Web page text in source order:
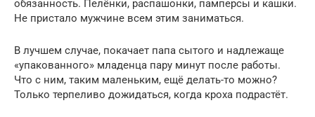
обязанность. Пелёнки, распашонки, памперсы и кашки.
Не пристало мужчине всем этим заниматься.
В лучшем случае, покачает папа сытого и надлежаще
«упакованного» младенца пару минут после работы.
Что с ним, таким маленьким, ещё делать-то можно?
Только терпеливо дожидаться, когда кроха подрастёт.